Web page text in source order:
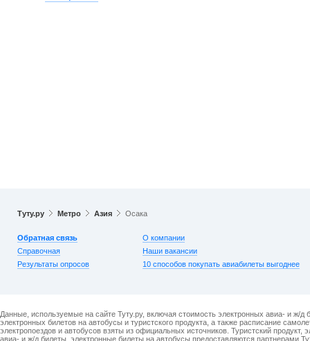
Туту.ру Метро Азия Осака
Обратная связь
Справочная
Результаты опросов
О компании
Наши вакансии
10 способов покупать авиабилеты выгоднее
Данные, используемые на сайте Туту.ру, включая стоимость электронных авиа- и ж/д
электронных билетов на автобусы и туристского продукта, а также расписание
электропоездов и автобусов взяты из официальных источников. Туристский продукт,
авиа- и ж/д билеты, электронные билеты на автобусы предоставляются партнерами